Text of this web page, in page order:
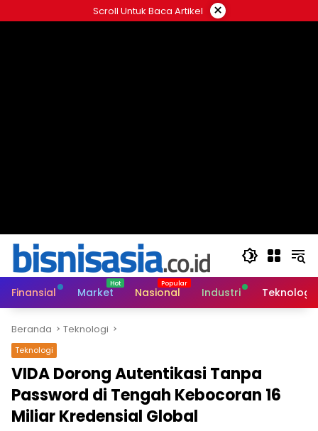
ke
Scroll Untuk Baca Artikel ×
Finansial Market Nasional Industri Teknologi
Beranda Teknologi
Teknologi
VIDA Dorong Autentikasi Tanpa
Password di Tengah Kebocoran 16
Miliar Kredensial Global